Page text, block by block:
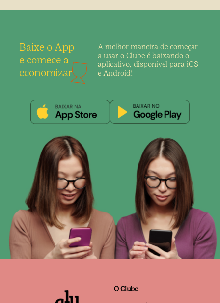
Baixe o App
e comece a
economizar
A melhor maneira de começar
a usar o Clube é baixando o
aplicativo, disponível para iOS
e Android!
O Clube